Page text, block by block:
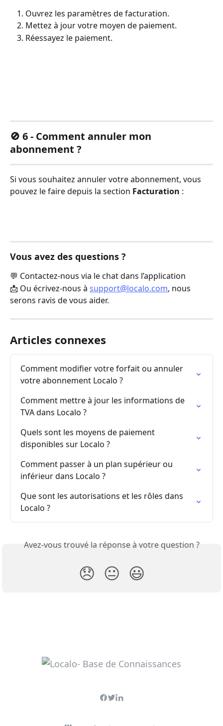
Ouvrez les paramètres de facturation.
Mettez à jour votre moyen de paiement.
Réessayez le paiement.
🚫 6 - Comment annuler mon
abonnement ?
Si vous souhaitez annuler votre abonnement, vous
pouvez le faire depuis la section Facturation :
Vous avez des questions ?
💬 Contactez-nous via le chat dans l’application
📩 Ou écrivez-nous à support@localo.com, nous
serons ravis de vous aider.
Articles connexes
Comment modifier votre forfait ou annuler
votre abonnement Localo ?
Comment mettre à jour les informations de
TVA dans Localo ?
Quels sont les moyens de paiement
disponibles sur Localo ?
Comment passer à un plan supérieur ou
inférieur dans Localo ?
Que sont les autorisations et les rôles dans
Localo ?
Avez-vous trouvé la réponse à votre question ?
😞 😐 😃